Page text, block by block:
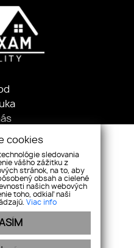
dopyt
98401, Lučenec
607 668
cookies
sledovania
vášho zážitku z
stránok, na to, aby
obsah a cielené
našich webových
toho, odkiaľ naši
Viac info